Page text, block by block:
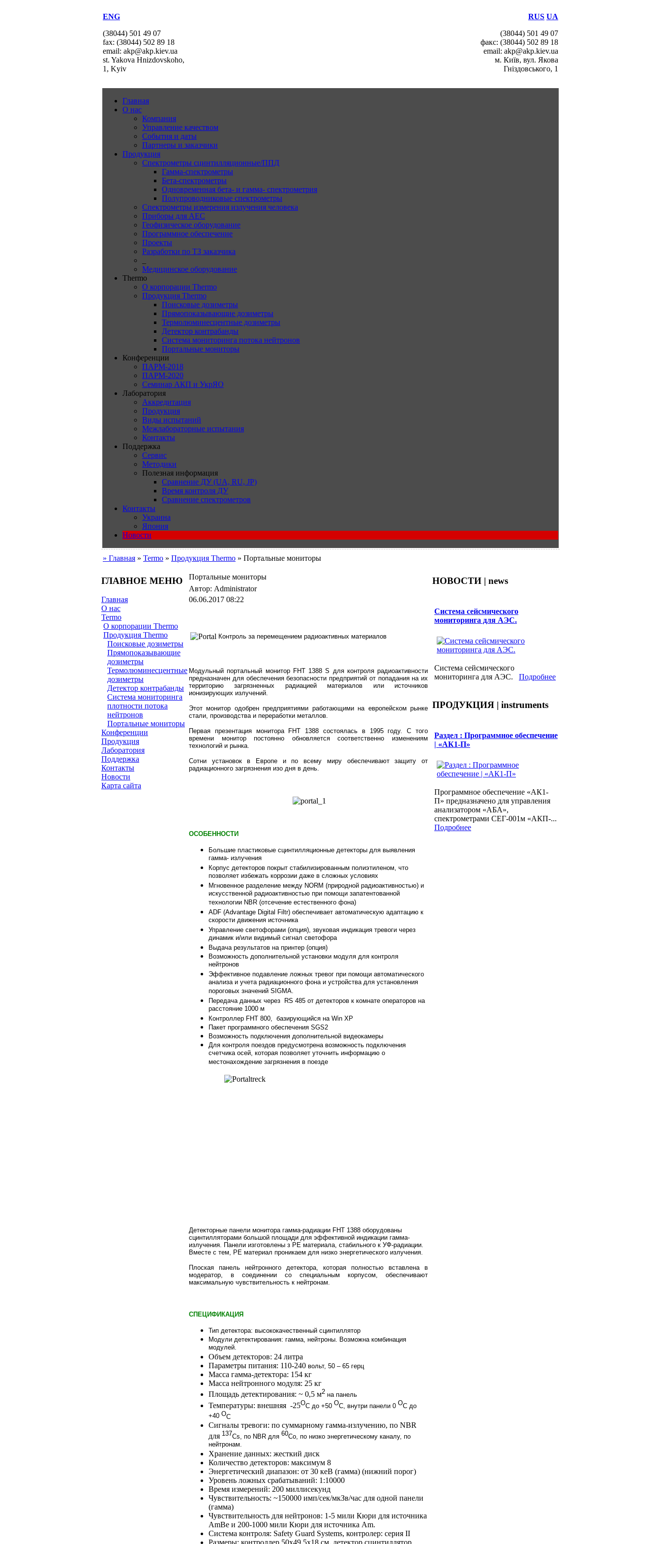
ENG
(38044) 501 49 07
fax: (38044) 502 89 18
email: akp@akp.kiev.ua
st. Yakova Hnizdovskoho,
1, Kyiv
RUS UA
(38044) 501 49 07
факс: (38044) 502 89 18
email: akp@akp.kiev.ua
м. Київ, вул. Якова
Гніздовського, 1
Главная
О нас
Компания
Управление качеством
События и даты
Партнеры и заказчики
Продукция
Спектрометры сцинтилляционные/ППД
Гамма-спектрометры
Бета-спектрометры
Одновременная бета- и гамма- спектрометрия
Полупроводниковые спектрометры
Спектрометры измерения излучения человека
Приборы для АЕС
Геофизическое оборудование
Программное обеспечение
Проекты
Разработки по ТЗ заказчика
Медицинское оборудование
Thermo
О корпорации Thermo
Продукция Thermo
Поисковые дозиметры
Прямопоказывающие дозиметры
Термолюминесцентные дозиметры
Детектор контрабанды
Система мониторинга потока нейтронов
Портальные мониторы
Конференции
ПАРМ-2018
ПАРМ-2020
Семинар АКП и УкрЯО
Лаборатория
Аккредитация
Продукция
Виды испытаний
Межлабораторные испытания
Контакты
Поддержка
Сервис
Методики
Полезная информация
Сравнение ДУ (UA, RU, JP)
Время контроля ДУ
Сравнение спектрометров
Контакты
Украина
Япония
Новости
» Главная » Termo » Продукция Thermo » Портальные мониторы
ГЛАВНОЕ МЕНЮ
Главная
О нас
Termo
О корпорации Thermo
Продукция Thermo
Поисковые дозиметры
Прямопоказывающие
дозиметры
Термолюминесцентные
дозиметры
Детектор контрабанды
Система мониторинга
плотности потока
нейтронов
Портальные мониторы
Конференции
Продукция
Лаборатория
Поддержка
Контакты
Новости
Карта сайта
Портальные мониторы
Автор: Administrator
06.06.2017 08:22
Контроль за перемещением радиоактивных материалов
Модульный портальный монитор FHT 1388 S для контроля радиоактивности
предназначен для обеспечения безопасности предприятий от попадания на их
территорию загрязненных радиацией материалов или источников
ионизирующих излучений.
Этот монитор одобрен предприятиями работающими на европейском рынке
стали, производства и переработки металлов.
Первая презентация монитора FHT 1388 состоялась в 1995 году. С того
времени монитор постоянно обновляется соответственно изменениям
технологий и рынка.
Сотни установок в Европе и по всему миру обеспечивают защиту от
радиационного загрязнения изо дня в день.
ОСОБЕННОСТИ
Большие пластиковые сцинтилляционные детекторы для выявления
гамма- излучения
Корпус детекторов покрыт стабилизированным полиэтиленом, что
позволяет избежать коррозии даже в сложных условиях
Мгновенное разделение между NORM (природной радиоактивностью) и
искусственной радиоактивностью при помощи запатентованной
технологии NBR (отсечение естественного фона)
ADF (Advantage Digital Filtr) обеспечивает автоматическую адаптацию к
скорости движения источника
Управление светофорами (опция), звуковая индикация тревоги через
динамик и/или видимый сигнал светофора
Выдача результатов на принтер (опция)
Возможность дополнительной установки модуля для контроля
нейтронов
Эффективное подавление ложных тревог при помощи автоматического
анализа и учета радиационного фона и устройства для установления
пороговых значений SIGMA.
Передача данных через RS 485 от детекторов к комнате операторов на
расстояние 1000 м
Контроллер FHT 800, базирующийся на Win XP
Пакет программного обеспечения SGS2
Возможность подключения дополнительной видеокамеры
Для контроля поездов предусмотрена возможность подключения
счетчика осей, которая позволяет уточнить информацию о
местонахождение загрязнения в поезде
Детекторные панели монитора гамма-радиации FHT 1388 оборудованы
сцинтилляторами большой площади для эффективной индикации гамма-
излучения. Панели изготовлены з РЕ материала, стабильного к УФ-радиации.
Вместе с тем, РЕ материал проникаем для низко энергетического излучения.
Плоская панель нейтронного детектора, которая полностью вставлена в
модератор, в соединении со специальным корпусом, обеспечивают
максимальную чувствительность к нейтронам.
СПЕЦИФИКАЦИЯ
Тип детектора: высококачественный сцинтиллятор
Модули детектирования: гамма, нейтроны. Возможна комбинация
модулей.
Объем детекторов: 24 литра
Параметры питания: 110-240 вольт, 50 – 65 герц
Масса гамма-детектора: 154 кг
Масса нейтронного модуля: 25 кг
Площадь детектирования: ~ 0,5 м2 на панель
Температуры: внешняя -25ОС до +50 ОС, внутри панели 0 ОС до
+40 ОС
Сигналы тревоги: по суммарному гамма-излучению, по NBR
для 137Cs, по NBR для 60Co, по низко энергетическому каналу, по
нейтронам.
Хранение данных: жесткий диск
Количество детекторов: максимум 8
Энергетический диапазон: от 30 кеВ (гамма) (нижний порог)
Уровень ложных срабатываний: 1:10000
Время измерений: 200 миллисекунд
Чувствительность: ~150000 имп/сек/мкЗв/час для одной панели
(гамма)
Чувствительность для нейтронов: 1-5 мили Кюри для источника
AmBe и 200-1000 мили Кюри для источника Am.
Система контроля: Safety Guard Systems, контролер: серия ІІ
НОВОСТИ | news
Система сейсмического
мониторинга для АЭС.
Система сейсмического
мониторинга для АЭС. Подробнее
ПРОДУКЦИЯ | instruments
Раздел : Программное обеспечение
| «АК1-П»
Программное обеспечение «АК1-
П» предназначено для управления
анализатором «АБА»,
спектрометрами СЕГ-001м «АКП-...
Подробнее